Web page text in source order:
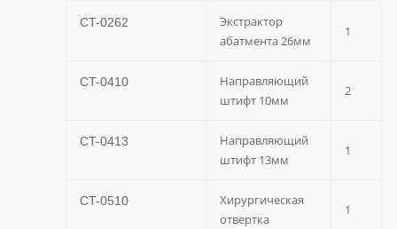
CT-0262
Экстрактор
абатмента 26мм
1
CT-0410
Направляющий
штифт 10мм
2
CT-0413
Направляющий
штифт 13мм
1
CT-0510
Хирургическая
отвертка
1